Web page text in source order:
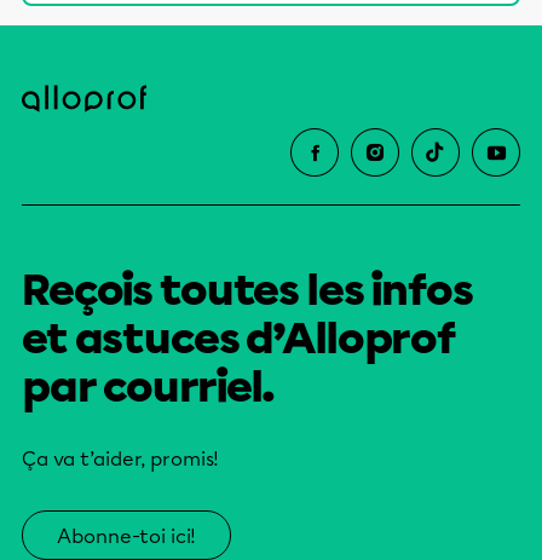
Reçois toutes les infos
et astuces d’Alloprof
par courriel.
Ça va t’aider, promis!
Abonne-toi ici!